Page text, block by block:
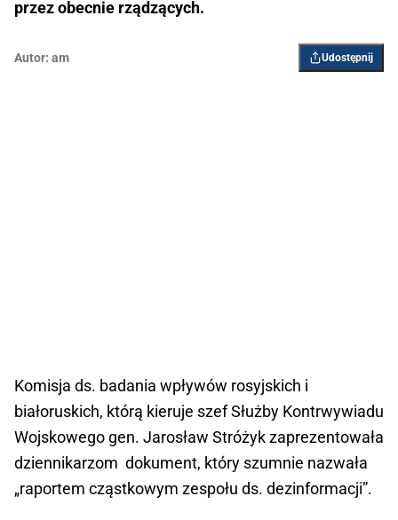
przez obecnie rządzących.
Autor: am Udostępnij
Komisja ds. badania wpływów rosyjskich i
białoruskich, którą kieruje szef Służby Kontrwywiadu
Wojskowego gen. Jarosław Stróżyk zaprezentowała
dziennikarzom dokument, który szumnie nazwała
„raportem cząstkowym zespołu ds. dezinformacji”.